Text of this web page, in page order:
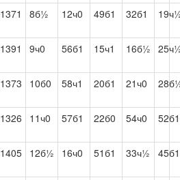
1371 8б½ 12ч0 49б1 32б1
1391 9ч0 56б1 15ч1 16б½
1373 10б0 58ч1 20б1 21ч0
1326 11ч0 57б1 22б0 54ч0 52б1
1405 12б½ 16ч0 51б1 33ч½ 45б1